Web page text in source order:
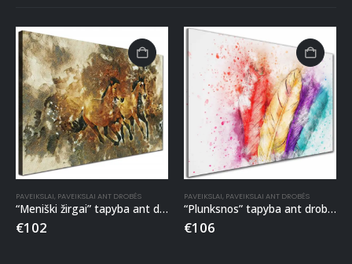
PAVEIKSLAI, PAVEIKSLAI ANT DROBĖS
“Meniški žirgai” tapyba ant drobės
€102
PAVEIKSLAI, PAVEIKSLAI ANT DROBĖS
“Plunksnos” tapyba ant drobės
€106